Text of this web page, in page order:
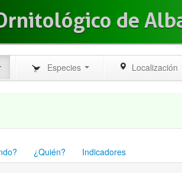
de
Especies Localización
¿Quién? Indicadores